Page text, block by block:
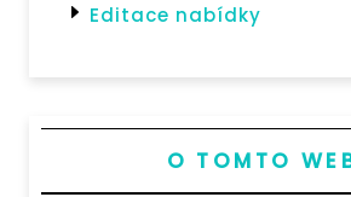
Editace nabídky
O TOMTO